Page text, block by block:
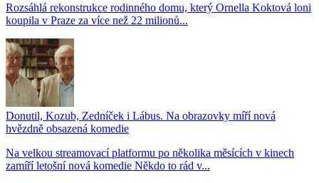
Rozsáhlá rekonstrukce rodinného domu, který Ornella Koktová loni
koupila v Praze za více než 22 milionů...
Donutil, Kozub, Zedníček i Lábus. Na obrazovky míří nová
hvězdně obsazená komedie
Na velkou streamovací platformu po několika měsících v kinech
zamíří letošní nová komedie Někdo to rád v...